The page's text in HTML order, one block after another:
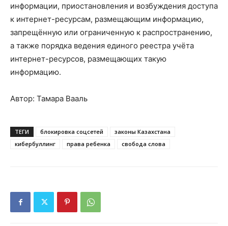
информации, приостановления и возбуждения доступа
к интернет-ресурсам, размещающим информацию,
запрещённую или ограниченную к распространению,
а также порядка ведения единого реестра учёта
интернет-ресурсов, размещающих такую
информацию.
Автор: Тамара Вааль
ТЕГИ блокировка соцсетей
законы Казахстана
кибербуллинг
права ребенка свобода слова